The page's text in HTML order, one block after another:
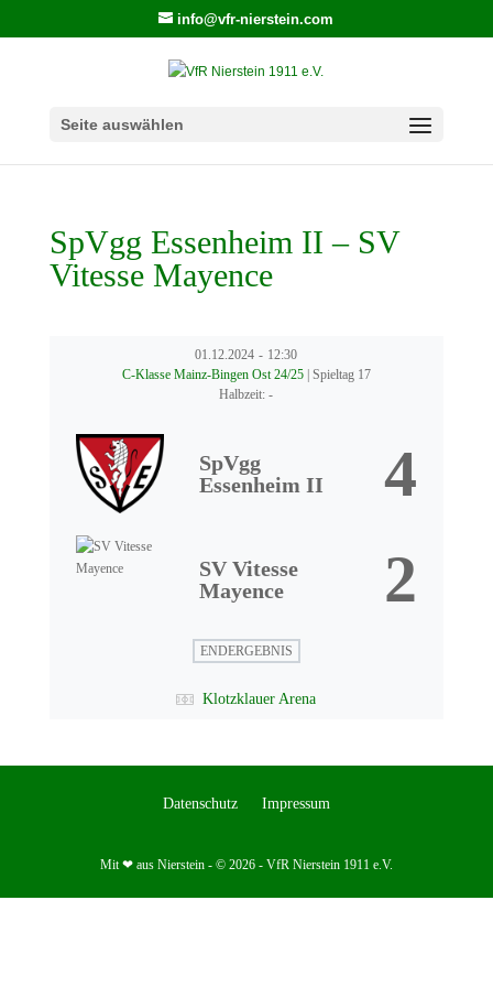
info@vfr-nierstein.com
Seite auswählen
SpVgg Essenheim II – SV
Vitesse Mayence
01.12.2024 - 12:30
C-Klasse Mainz-Bingen Ost 24/25 | Spieltag 17
Halbzeit: -
SpVgg
Essenheim II
4
SV Vitesse
Mayence
2
ENDERGEBNIS
Klotzklauer Arena
Datenschutz Impressum
Mit ❤ aus Nierstein - © 2026 - VfR Nierstein 1911 e.V.